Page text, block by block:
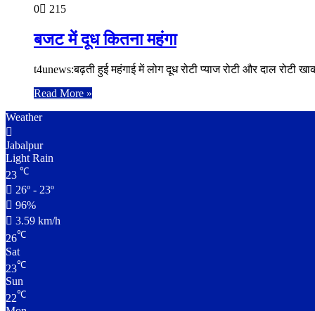
0
215
बजट में दूध कितना महंगा
t4unews:बढ़ती हुई महंगाई में लोग दूध रोटी प्याज रोटी और दाल
Read More »
Weather
Jabalpur
Light Rain
23 ℃
26º - 23º
96%
3.59 km/h
26℃
Sat
23℃
Sun
22℃